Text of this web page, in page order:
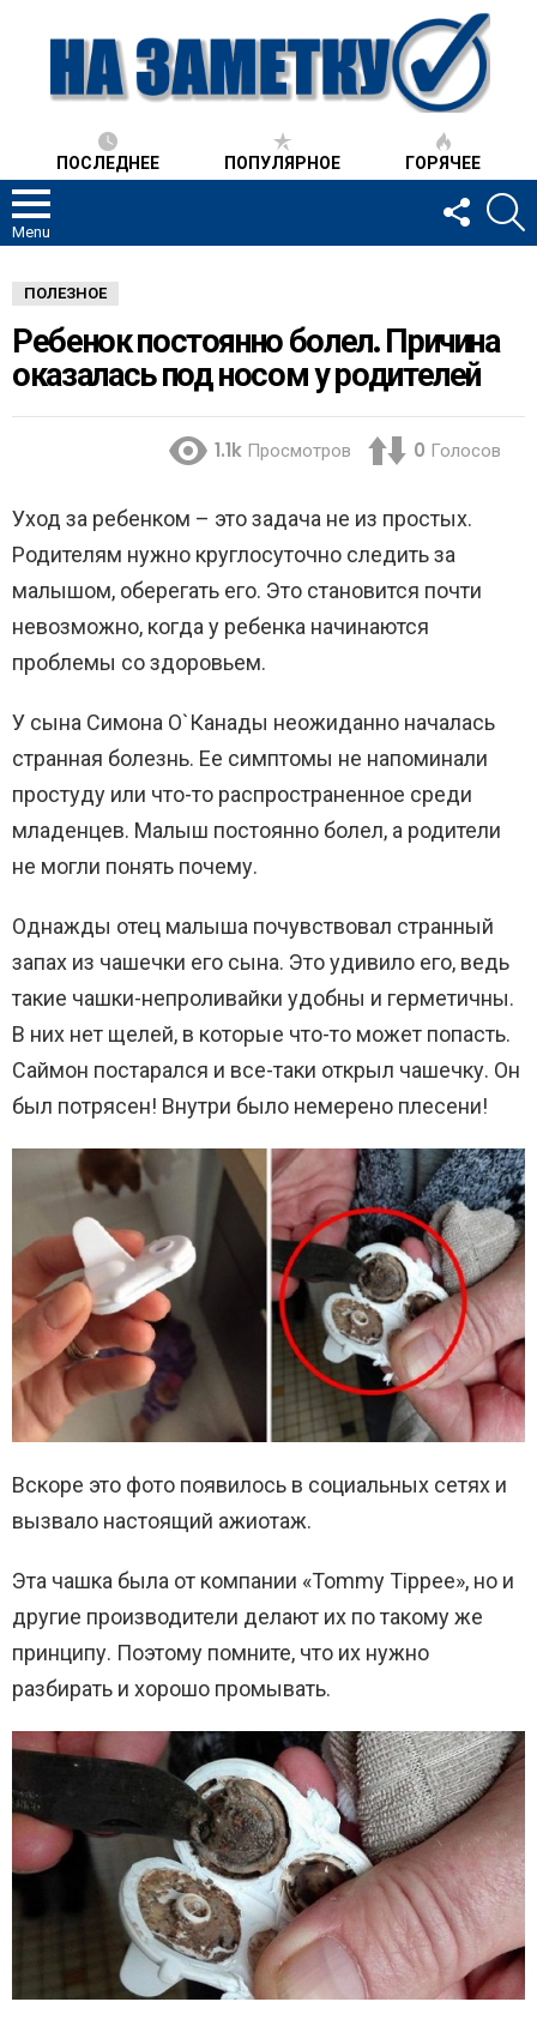
ПОСЛЕДНЕЕ ПОПУЛЯРНОЕ ГОРЯЧЕЕ
Menu
FOLLOW
US
ПОЛЕЗНОЕ
Ребенок постоянно болел. Причина
оказалась под носом у родителей
1.1k Просмотров 0 Голосов
Уход за ребенком – это задача не из простых.
Родителям нужно круглосуточно следить за
малышом, оберегать его. Это становится почти
невозможно, когда у ребенка начинаются
проблемы со здоровьем.
У сына Симона О`Канады неожиданно началась
странная болезнь. Ее симптомы не напоминали
простуду или что-то распространенное среди
младенцев. Малыш постоянно болел, а родители
не могли понять почему.
Однажды отец малыша почувствовал странный
запах из чашечки его сына. Это удивило его, ведь
такие чашки-непроливайки удобны и герметичны.
В них нет щелей, в которые что-то может попасть.
Саймон постарался и все-таки открыл чашечку. Он
был потрясен! Внутри было немерено плесени!
Вскоре это фото появилось в социальных сетях и
вызвало настоящий ажиотаж.
Эта чашка была от компании «Tommy Tippee», но и
другие производители делают их по такому же
принципу. Поэтому помните, что их нужно
разбирать и хорошо промывать.